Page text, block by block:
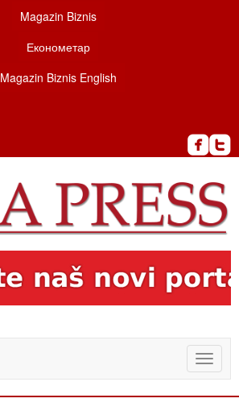
Magazin Biznis
Економетар
Magazin Biznis English
Toggle